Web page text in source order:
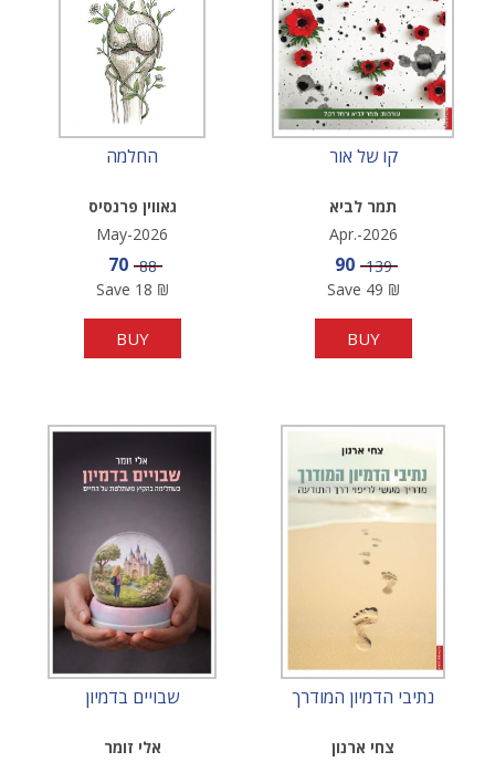
החלמה
גאווין פרנסיס
May-2026
Sale price
70 Price
88
Save 18 ₪
BUY
קו של אור
תמר לביא
Apr.-2026
Sale price
90 Price
139
Save 49 ₪
BUY
שבויים בדמיון
אלי זומר
נתיבי הדמיון המודרך
צחי ארנון